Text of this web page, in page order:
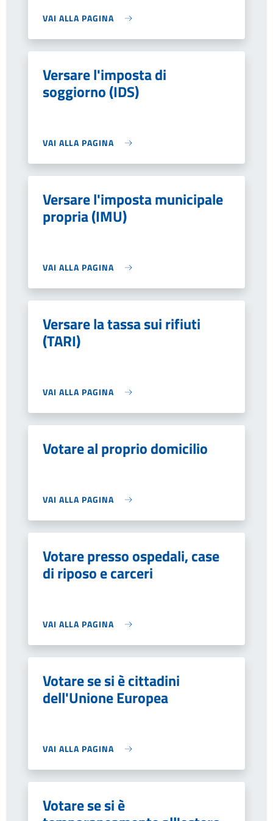
VAI ALLA PAGINA
Versare l'imposta di
soggiorno (IDS)
VAI ALLA PAGINA
Versare l'imposta municipale
propria (IMU)
VAI ALLA PAGINA
Versare la tassa sui rifiuti
(TARI)
VAI ALLA PAGINA
Votare al proprio domicilio
VAI ALLA PAGINA
Votare presso ospedali, case
di riposo e carceri
VAI ALLA PAGINA
Votare se si è cittadini
dell'Unione Europea
VAI ALLA PAGINA
Votare se si è